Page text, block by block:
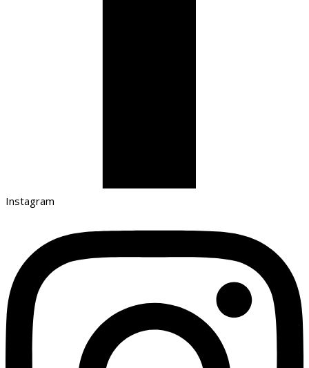
Instagram